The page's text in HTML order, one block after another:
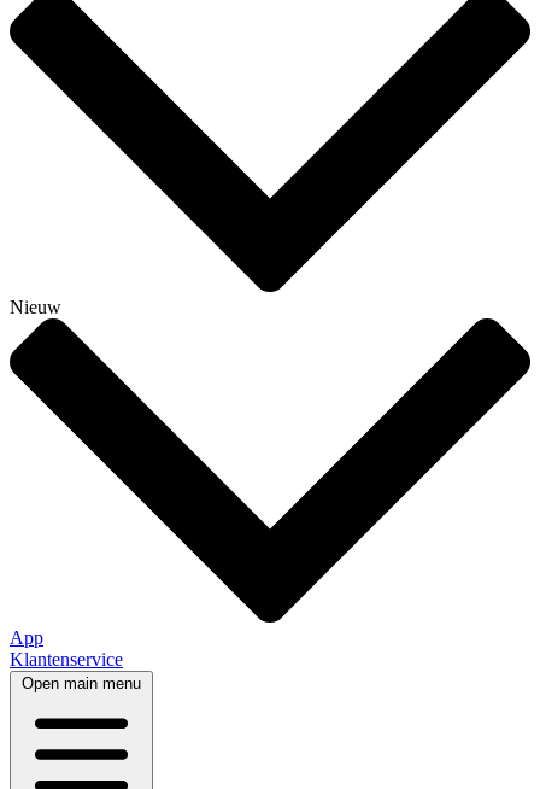
Nieuw
App
Klantenservice
Open main menu